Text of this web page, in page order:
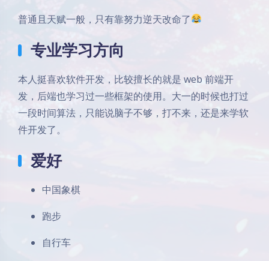
普通且天赋一般，只有靠努力逆天改命了
专业学习方向
本人挺喜欢软件开发，比较擅长的就是 web 前端开
发，后端也学习过一些框架的使用。大一的时候也打过
一段时间算法，只能说脑子不够，打不来，还是来学软
件开发了。
爱好
中国象棋
跑步
自行车